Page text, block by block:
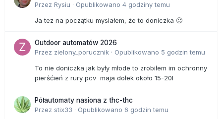
Przez Rysiu · Opublikowano 4 godziny temu
Ja tez na początku myslałem, że to doniczka 🙂
Outdoor automatów 2026
Przez zielony_porucznik · Opublikowano 5 godzin temu
To nie doniczka jak były młode to zrobiłem im ochronny
pierśćień z rury pcv maja dołek około 15-20l
Półautomaty nasiona z thc-thc
Przez stix33 · Opublikowano 6 godzin temu